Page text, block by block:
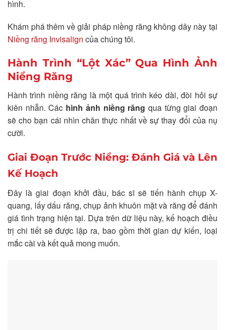
hình.
Khám phá thêm về giải pháp niềng răng không dây này tại
Niềng răng Invisalign của chúng tôi.
Hành Trình “Lột Xác” Qua Hình Ảnh
Niềng Răng
Hành trình niềng răng là một quá trình kéo dài, đòi hỏi sự
kiên nhẫn. Các hình ảnh niềng răng qua từng giai đoạn
sẽ cho bạn cái nhìn chân thực nhất về sự thay đổi của nụ
cười.
Giai Đoạn Trước Niềng: Đánh Giá và Lên
Kế Hoạch
Đây là giai đoạn khởi đầu, bác sĩ sẽ tiến hành chụp X-
quang, lấy dấu răng, chụp ảnh khuôn mặt và răng để đánh
giá tình trạng hiện tại. Dựa trên dữ liệu này, kế hoạch điều
trị chi tiết sẽ được lập ra, bao gồm thời gian dự kiến, loại
mắc cài và kết quả mong muốn.